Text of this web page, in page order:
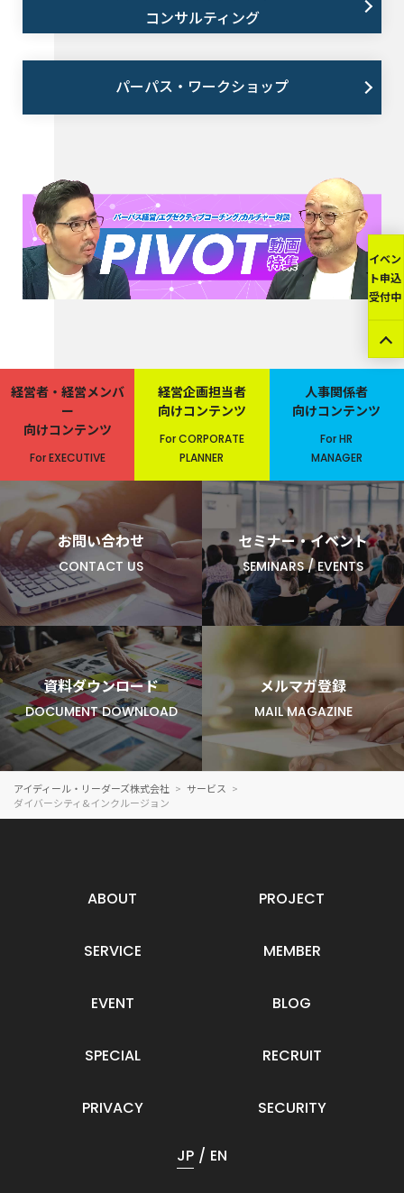
イベン
ト申込
受付中
コンサルティング
パーパス・ワークショップ
経営者・経営メンバ
ー
向けコンテンツ
For EXECUTIVE
経営企画担当者
向けコンテンツ
For CORPORATE
PLANNER
人事関係者
向けコンテンツ
For HR
MANAGER
お問い合わせ
CONTACT US
セミナー・イベント
SEMINARS / EVENTS
資料ダウンロード
DOCUMENT DOWNLOAD
メルマガ登録
MAIL MAGAZINE
アイディール・リーダーズ株式会社
サービス
ダイバーシティ&インクルージョン
ABOUT PROJECT
SERVICE MEMBER
EVENT BLOG
SPECIAL RECRUIT
PRIVACY SECURITY
JP EN